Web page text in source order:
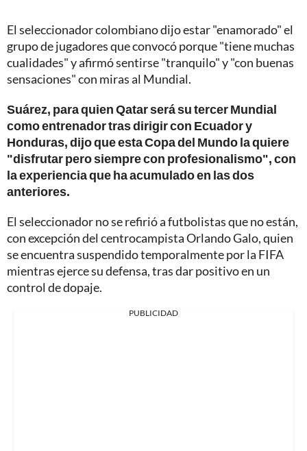
El seleccionador colombiano dijo estar "enamorado" el
grupo de jugadores que convocó porque "tiene muchas
cualidades" y afirmó sentirse "tranquilo" y "con buenas
sensaciones" con miras al Mundial.
Suárez, para quien Qatar será su tercer Mundial
como entrenador tras dirigir con Ecuador y
Honduras, dijo que esta Copa del Mundo la quiere
"disfrutar pero siempre con profesionalismo", con
la experiencia que ha acumulado en las dos
anteriores.
El seleccionador no se refirió a futbolistas que no están,
con excepción del centrocampista Orlando Galo, quien
se encuentra suspendido temporalmente por la FIFA
mientras ejerce su defensa, tras dar positivo en un
control de dopaje.
PUBLICIDAD